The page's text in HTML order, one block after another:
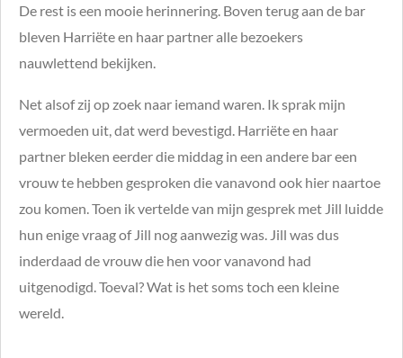
De rest is een mooie herinnering. Boven terug aan de bar
bleven Harriëte en haar partner alle bezoekers
nauwlettend bekijken.
Net alsof zij op zoek naar iemand waren. Ik sprak mijn
vermoeden uit, dat werd bevestigd. Harriëte en haar
partner bleken eerder die middag in een andere bar een
vrouw te hebben gesproken die vanavond ook hier naartoe
zou komen. Toen ik vertelde van mijn gesprek met Jill luidde
hun enige vraag of Jill nog aanwezig was. Jill was dus
inderdaad de vrouw die hen voor vanavond had
uitgenodigd. Toeval? Wat is het soms toch een kleine
wereld.